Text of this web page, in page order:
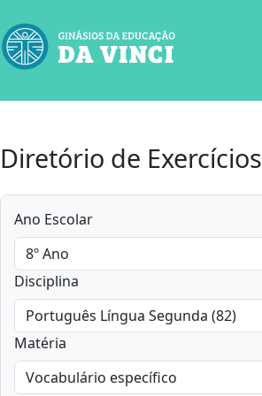
Diretório de Exercícios
Ano Escolar
Disciplina
Matéria